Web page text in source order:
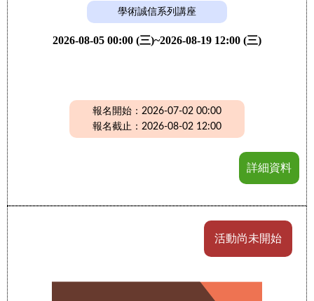
學術誠信系列講座
2026-08-05 00:00 (三)~2026-08-19 12:00 (三)
報名開始：2026-07-02 00:00
報名截止：2026-08-02 12:00
詳細資料
活動尚未開始